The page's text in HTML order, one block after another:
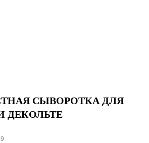
СЫВОРОТКА ДЛЯ
ДЕКОЛЬТЕ